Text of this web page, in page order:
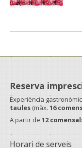
Reserva
Experiència
taules (màx. 16
A partir de 12
Horari de serveis